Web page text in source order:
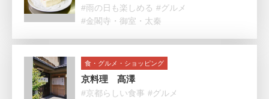
#雨の日も楽しめる #グルメ
#金閣寺・御室・太秦
食・グルメ・ショッピング
京料理 髙澤
#京都らしい食事 #グルメ